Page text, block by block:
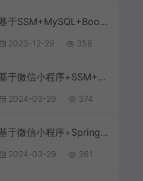
基于SSM+MySQL+Bootstrap+SpringBoot的农产品销售商城系统
2023-12-29 358
基于微信小程序+SSM+MySQL的驾考小程序(附论文)
2024-03-29 374
基于微信小程序+SpringBoot+MySQL的研学自习室选座与门禁小程序(附论文)
2024-03-29 361